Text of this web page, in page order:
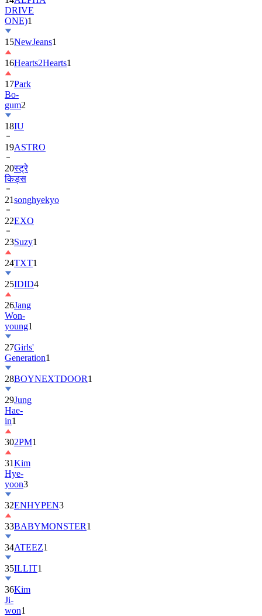
DRIVE
ONE)1
15NewJeans1
16Hearts2Hearts1
17Park
Bo-
gum2
18IU
19ASTRO
20स्ट्रे
किड्स
21songhyekyo
22EXO
23Suzy1
24TXT1
25IDID4
26Jang
Won-
young1
27Girls'
Generation1
28BOYNEXTDOOR1
29Jung
Hae-
in1
302PM1
31Kim
Hye-
yoon3
32ENHYPEN3
33BABYMONSTER1
34ATEEZ1
35ILLIT1
36Kim
Ji-
won1